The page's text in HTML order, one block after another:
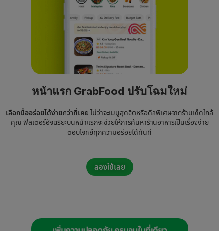
หน้าแรก GrabFood ปรับโฉมใหม่
เลือกมื้ออร่อยได้ง่ายกว่าที่เคย ไม่ว่าจะเมนูสุดฮิตหรือดีลพิเศษจากร้านเด็ดใกล้
คุณ ฟิลเตอร์อัจฉริยะบนหน้าแรกจะช่วยให้การค้นหาร้านอาหารเป็นเรื่องง่าย
ตอบโจทย์ทุกความอร่อยได้ทันที
ลองใช้เลย